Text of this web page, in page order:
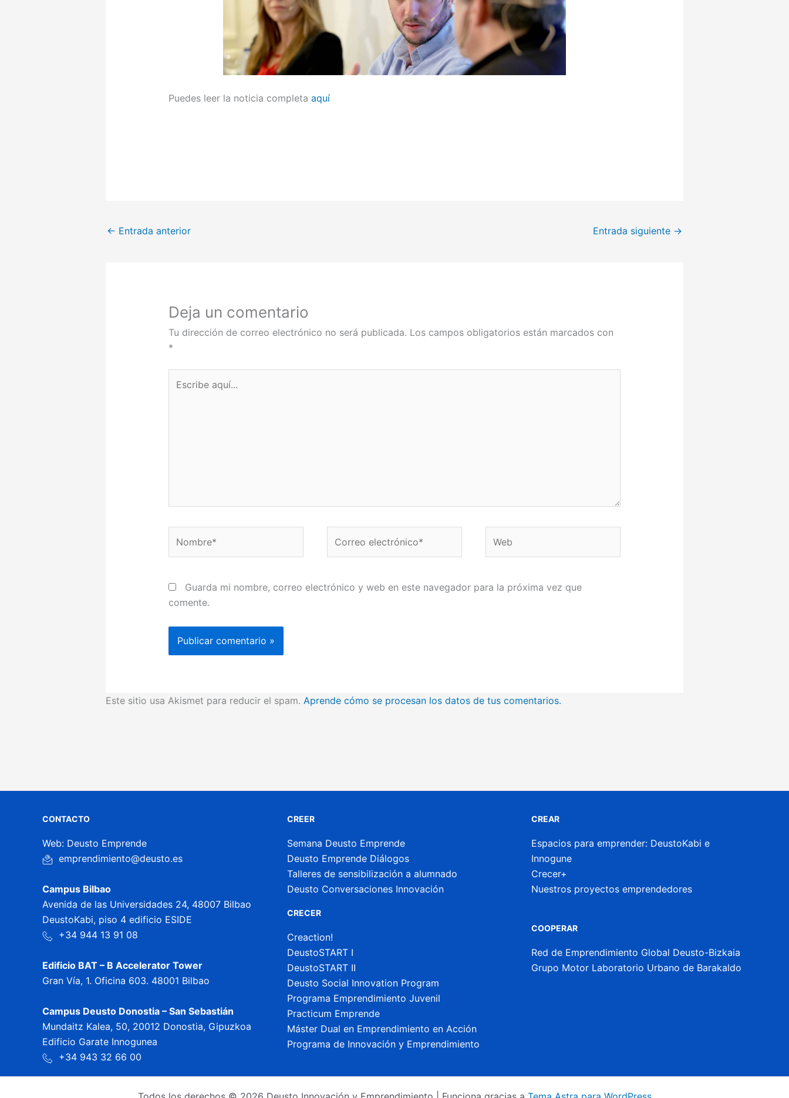
Puedes leer la noticia completa aquí
← Entrada anterior Entrada siguiente →
Deja un comentario
Tu dirección de correo electrónico no será publicada. Los campos obligatorios están marcados con
*
aquí...
electrónico*
Guarda mi nombre, correo electrónico y web en este navegador para la próxima vez que
comente.
Este sitio usa Akismet para reducir el spam. Aprende cómo se procesan los datos de tus comentarios.
CONTACTO
Web: Deusto Emprende
emprendimiento@deusto.es
Campus Bilbao
Avenida de las Universidades 24, 48007 Bilbao
DeustoKabi, piso 4 edificio ESIDE
+34 944 13 91 08
Edificio BAT – B Accelerator Tower
Gran Vía, 1. Oficina 603. 48001 Bilbao
Campus Deusto Donostia – San Sebastián
Mundaitz Kalea, 50, 20012 Donostia, Gipuzkoa
Edificio Garate Innogunea
+34 943 32 66 00
CREER
Semana Deusto Emprende
Deusto Emprende Diálogos
Talleres de sensibilización a alumnado
Deusto Conversaciones Innovación
CRECER
Creaction!
DeustoSTART I
DeustoSTART II
Deusto Social Innovation Program
Programa Emprendimiento Juvenil
Practicum Emprende
Máster Dual en Emprendimiento en Acción
Programa de Innovación y Emprendimiento
CREAR
Espacios para emprender: DeustoKabi e
Innogune
Crecer+
Nuestros proyectos emprendedores
COOPERAR
Red de Emprendimiento Global Deusto-Bizkaia
Grupo Motor Laboratorio Urbano de Barakaldo